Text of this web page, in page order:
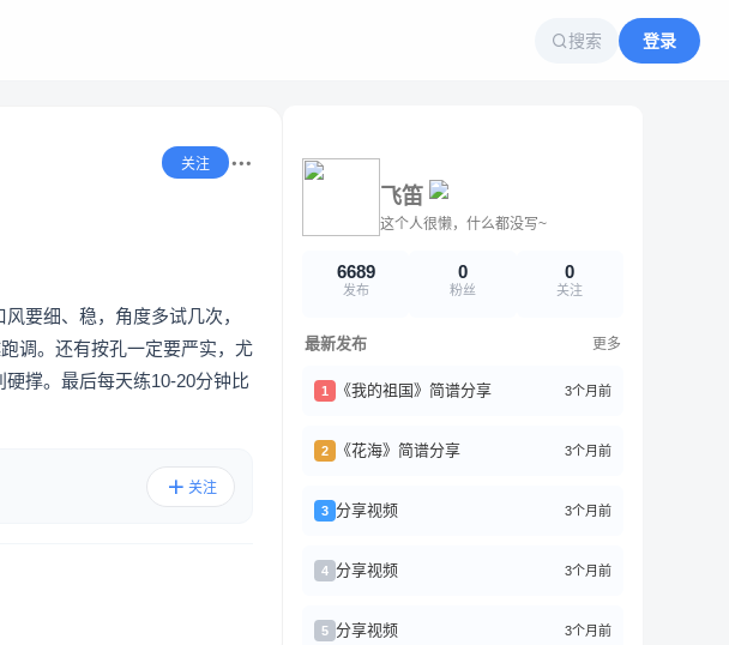
搜索 登录
关注
要细、稳，角度多试几次，
调。还有按孔一定要严实，尤
撑。最后每天练10-20分钟比
关注
飞笛
这个人很懒，什么都没写~
6689
发布
0
粉丝
0
关注
最新发布 更多
1 《我的祖国》简谱分享 3个月前
2 《花海》简谱分享 3个月前
3 分享视频 3个月前
4 分享视频 3个月前
5 分享视频 3个月前